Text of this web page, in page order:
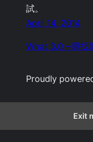
試。
April 14, 2014
What 3.0 ~尋找
Proudly
Exit